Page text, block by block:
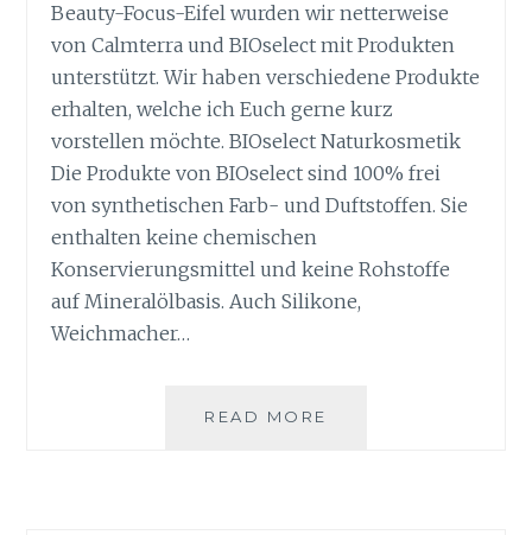
Beauty-Focus-Eifel wurden wir netterweise
von Calmterra und BIOselect mit Produkten
unterstützt. Wir haben verschiedene Produkte
erhalten, welche ich Euch gerne kurz
vorstellen möchte. BIOselect Naturkosmetik
Die Produkte von BIOselect sind 100% frei
von synthetischen Farb- und Duftstoffen. Sie
enthalten keine chemischen
Konservierungsmittel und keine Rohstoffe
auf Mineralölbasis. Auch Silikone,
Weichmacher…
READ MORE